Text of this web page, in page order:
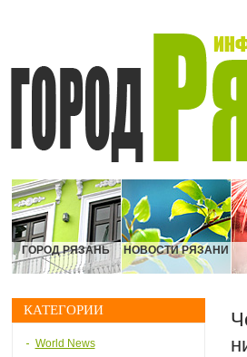
ГОРОД РЯЗАНЬ НОВОСТИ РЯЗАНИ
КАТЕГОРИИ
World News